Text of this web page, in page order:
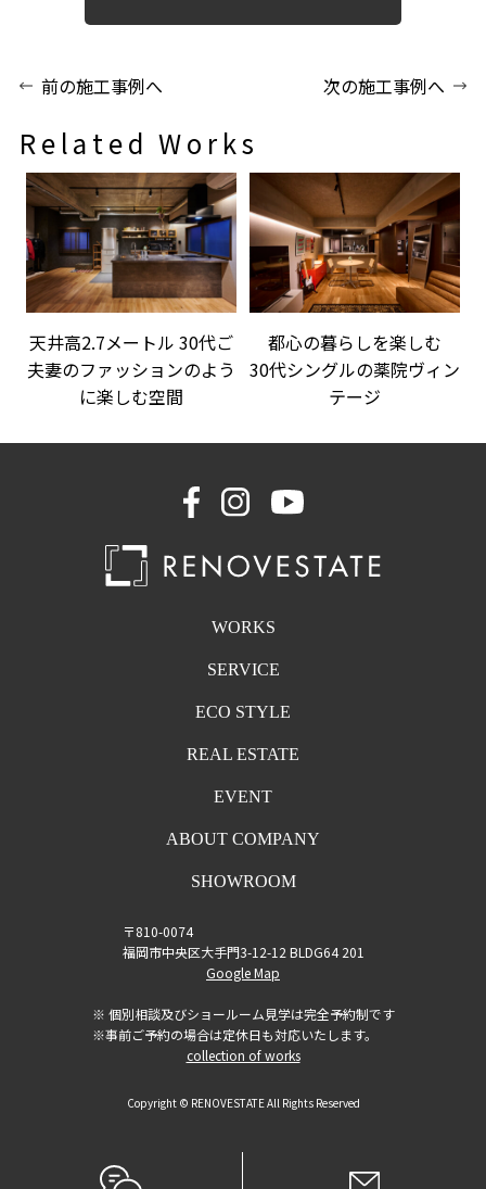
前の施工事例へ 次の施工事例へ
Related Works
天井高2.7メートル 30代ご
夫妻のファッションのよう
に楽しむ空間
都心の暮らしを楽しむ
30代シングルの薬院ヴィン
テージ
WORKS
SERVICE
ECO STYLE
REAL ESTATE
EVENT
ABOUT COMPANY
SHOWROOM
〒810-0074
福岡市中央区大手門3-12-12 BLDG64 201
Google Map
※ 個別相談及びショールーム見学は完全予約制です
※事前ご予約の場合は定休日も対応いたします。
collection of works
Copyright © RENOVESTATE All Rights Reserved